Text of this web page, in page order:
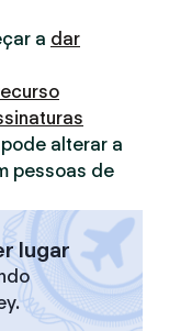
a dar
alterar a
pessoas de
lugar